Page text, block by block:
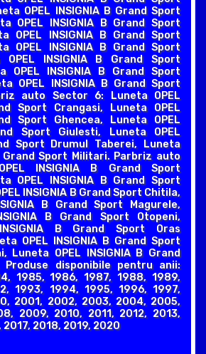
OPEL INSIGNIA B Grand Sport
OPEL INSIGNIA B Grand Sport
OPEL INSIGNIA B Grand Sport
OPEL INSIGNIA B Grand Sport
OPEL INSIGNIA B Grand Sport
OPEL INSIGNIA B Grand Sport
OPEL INSIGNIA B Grand Sport
auto Sector 6: Luneta OPEL
Sport Crangasi, Luneta OPEL
Sport Ghencea, Luneta OPEL
Sport Giulesti, Luneta OPEL
Sport Drumul Taberei, Luneta
Grand Sport Militari. Parbriz auto
INSIGNIA B Grand Sport
OPEL INSIGNIA B Grand Sport
INSIGNIA B Grand Sport Chitila,
B Grand Sport Magurele,
B Grand Sport Otopeni,
B Grand Sport Oras
OPEL INSIGNIA B Grand Sport
Luneta OPEL INSIGNIA B Grand
Produse disponibile pentru anii:
1985, 1986, 1987, 1988, 1989,
1993, 1994, 1995, 1996, 1997,
2001, 2002, 2003, 2004, 2005,
2009, 2010, 2011, 2012, 2013,
2017, 2018, 2019, 2020